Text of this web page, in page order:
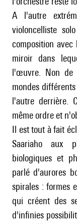
A l'autre
violoncelliste solo
composition
miroir dans
l'œuvre. Non de
mondes
l'autre derrière.
même ordre et
Il est tout à fait
Saariaho aux
biologiques et
parlé d'aurores
spirales : formes
qui créent des
d'infinies